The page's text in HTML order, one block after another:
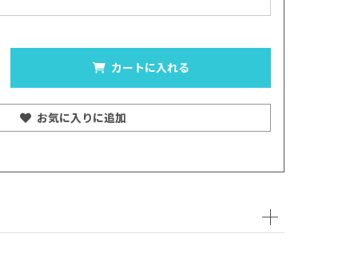
カートに入れる
お気に入りに追加